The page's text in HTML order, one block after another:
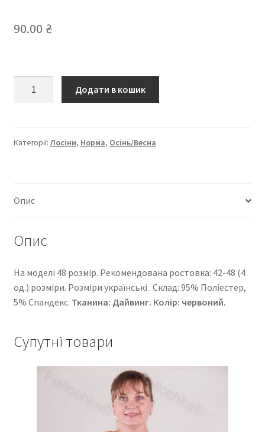
90.00 ₴
Додати в кошик
Категорії:Лосіни, Норма, Осінь/Весна
Опис
Опис
На моделі 48 розмір. Рекомендована ростовка: 42-48 (4
од.) розміри. Розміри українські . Cклад: 95% Поліестер,
5% Спандекс. Тканина: Дайвинг. Колір: червоний.
Супутні товари